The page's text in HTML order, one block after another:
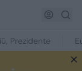
Prezidente